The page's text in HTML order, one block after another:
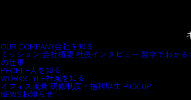
OUR COMPANY会社を知る
ミッション 会社概要社長インタビュー 数字でわか
の仕事
PEOPLE人を知る
WORKSTYLE社風を知る
オフィス風景研修制度・福利厚生 PICK UP
NEWSお知らせ